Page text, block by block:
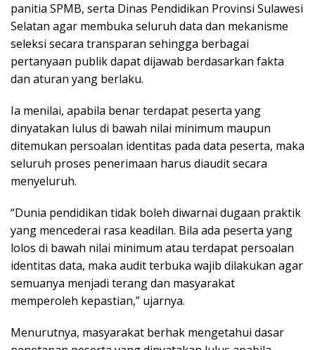
panitia SPMB, serta Dinas Pendidikan Provinsi Sulawesi
Selatan agar membuka seluruh data dan mekanisme
seleksi secara transparan sehingga berbagai
pertanyaan publik dapat dijawab berdasarkan fakta
dan aturan yang berlaku.
Ia menilai, apabila benar terdapat peserta yang
dinyatakan lulus di bawah nilai minimum maupun
ditemukan persoalan identitas pada data peserta, maka
seluruh proses penerimaan harus diaudit secara
menyeluruh.
“Dunia pendidikan tidak boleh diwarnai dugaan praktik
yang mencederai rasa keadilan. Bila ada peserta yang
lolos di bawah nilai minimum atau terdapat persoalan
identitas data, maka audit terbuka wajib dilakukan agar
semuanya menjadi terang dan masyarakat
memperoleh kepastian,” ujarnya.
Menurutnya, masyarakat berhak mengetahui dasar